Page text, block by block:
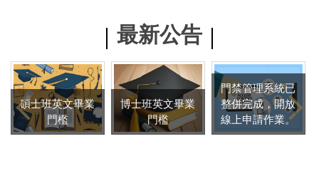
最新公告
碩士班英文畢業
門檻
博士班英文畢業
門檻
門禁管理系統已
整併完成，開放
線上申請作業。